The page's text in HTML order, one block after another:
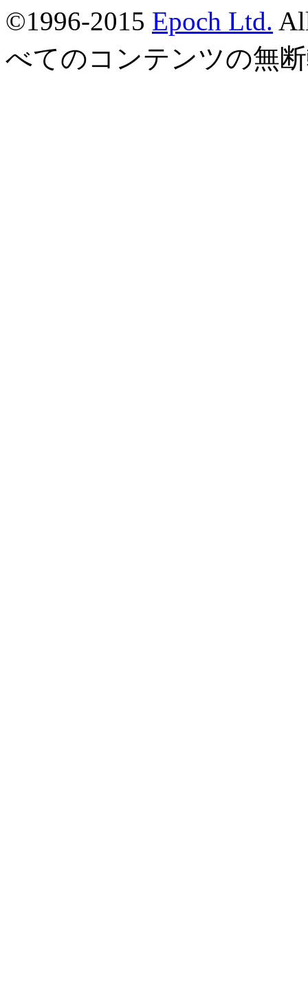
©1996-2015 Epoch Ltd.
べてのコンテンツの無